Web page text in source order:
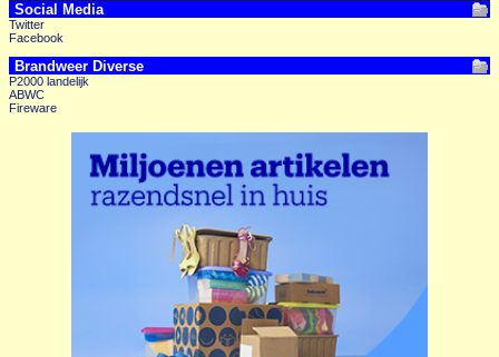
Social Media
Twitter
Facebook
Brandweer Diverse
P2000 landelijk
ABWC
Fireware